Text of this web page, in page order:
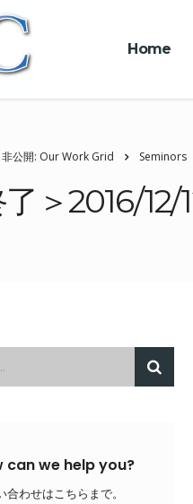
Home
非公開: Our Work Grid Seminors
了＞2016/
can we help you?
合わせはこちらまで。